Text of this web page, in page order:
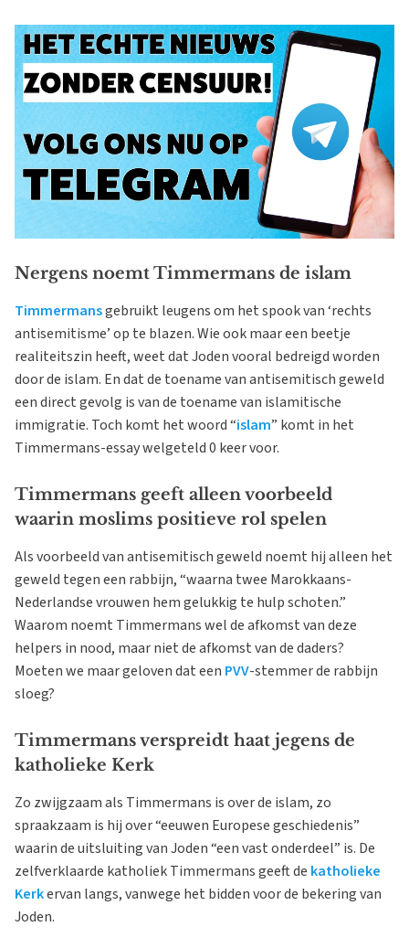
Nergens noemt Timmermans de islam
Timmermansgebruikt leugens om het spook van ‘rechts
antisemitisme’ op te blazen. Wie ook maar een beetje
realiteitszin heeft, weet dat Joden vooral bedreigd worden
door de islam. En dat de toename van antisemitisch geweld
een direct gevolg is van de toename van islamitische
immigratie. Toch komt het woord “islam” komt in het
Timmermans-essay welgeteld 0 keer voor.
Timmermans geeft alleen voorbeeld
waarin moslims positieve rol spelen
Als voorbeeld van antisemitisch geweld noemt hij alleen het
geweld tegen een rabbijn, “waarna twee Marokkaans-
Nederlandse vrouwen hem gelukkig te hulp schoten.”
Waarom noemt Timmermans wel de afkomst van deze
helpers in nood, maar niet de afkomst van de daders?
Moeten we maar geloven dat een PVV-stemmer de rabbijn
sloeg?
Timmermans verspreidt haat jegens de
katholieke Kerk
Zo zwijgzaam als Timmermans is over de islam, zo
spraakzaam is hij over “eeuwen Europese geschiedenis”
waarin de uitsluiting van Joden “een vast onderdeel” is. De
zelfverklaarde katholiek Timmermans geeft de katholieke
Kerkervan langs, vanwege het bidden voor de bekering van
Joden.